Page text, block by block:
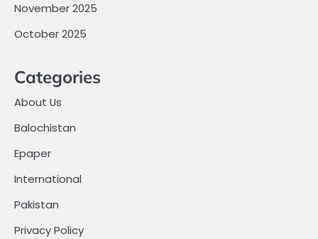
November 2025
October 2025
Categories
About Us
Balochistan
Epaper
International
Pakistan
Privacy Policy